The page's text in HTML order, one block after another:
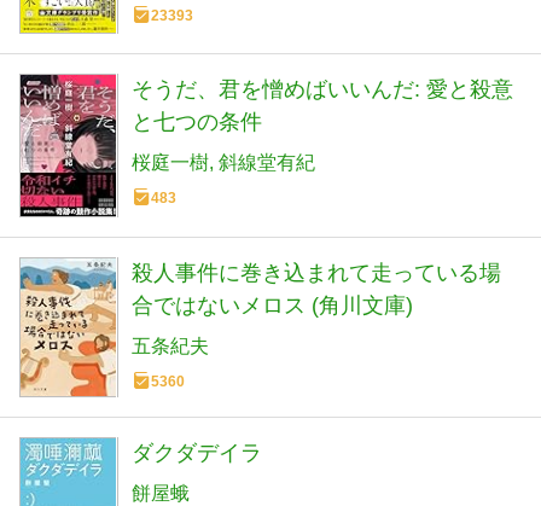
23393
そうだ、君を憎めばいいんだ: 愛と殺意
と七つの条件
桜庭一樹 斜線堂有紀
483
殺人事件に巻き込まれて走っている場
合ではないメロス (角川文庫)
五条紀夫
5360
ダクダデイラ
餅屋蛾